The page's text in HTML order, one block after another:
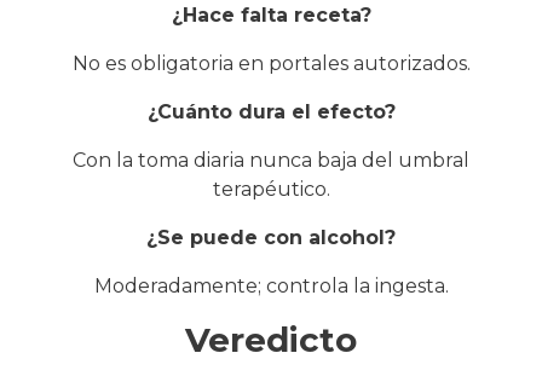
¿Hace falta receta?
No es obligatoria en portales autorizados.
¿Cuánto dura el efecto?
Con la toma diaria nunca baja del umbral
terapéutico.
¿Se puede con alcohol?
Moderadamente; controla la ingesta.
Veredicto